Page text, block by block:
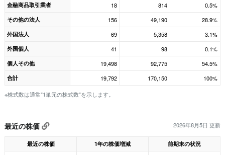
金融商品取引業者 18 814 0.5%
その他の法人 156 49,190 28.9%
外国法人 69 5,358 3.1%
外国個人 41 98 0.1%
個人その他 19,498 92,775 54.5%
合計 19,792 170,150
100%
※株式数は通常"1単元の株式数"を示します。
最近の株価 2026年8月5日 更新
最近の株価 1年の株価増減 前期末の状況